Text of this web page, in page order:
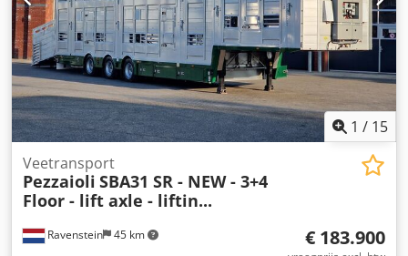
1 / 15
Ravenstein 45 km
Veetransport
Pezzaioli SBA31 SR - NEW - 3+4
Floor - lift axle - liftin...
€ 183.900